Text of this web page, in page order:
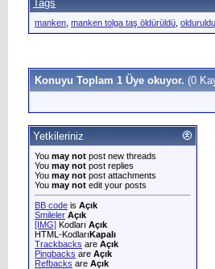
Tags
manken manken tolga taş öldürüldü olduruldu
Konuyu Toplam 1 Üye okuyor. (0
Yetkileriniz
You may not post new threads
You may not post replies
You may not post attachments
You may not edit your posts
BB code is Açık
Smileler Açık
[IMG] Kodları Açık
HTML-KodlarıKapalı
Trackbacks are Açık
Pingbacks are Açık
Refbacks are Açık